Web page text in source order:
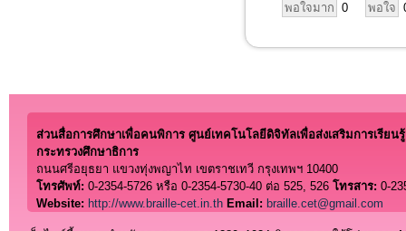
พอใจมาก 0 พอใจ
ส่วนสื่อการศึกษาเพื่อคนพิการ ศูนย์เทคโนโลยีดิจิทัลเพื่อส่งเสริมการเรียนรู้
กระทรวงศึกษาธิการ
ถนนศรีอยุธยา แขวงทุ่งพญาไท เขตราชเทวี กรุงเทพฯ 10400
โทรศัพท์: 0-2354-5726 หรือ 0-2354-5730-40 ต่อ 525, 526 โทรสาร: 0-
Website: http://www.braille-cet.in.th Email: braille.cet@gmail.com